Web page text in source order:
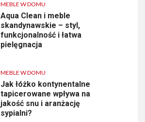
MEBLE W DOMU
Aqua Clean i meble
skandynawskie – styl,
funkcjonalność i łatwa
pielęgnacja
MEBLE W DOMU
Jak łóżko kontynentalne
tapicerowane wpływa na
jakość snu i aranżację
sypialni?